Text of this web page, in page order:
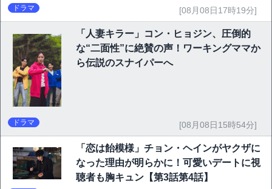
ドラマ [08月08日17時19分]
「人妻キラー」コン・ヒョジン、圧倒的
な“二面性”に絶賛の声！ワーキングママか
ら伝説のスナイパーへ
ドラマ [08月08日15時54分]
「恋は飴模様」チョン・ヘインがヤクザに
なった理由が明らかに！可愛いデートに視
聴者も胸キュン【第3話第4話】